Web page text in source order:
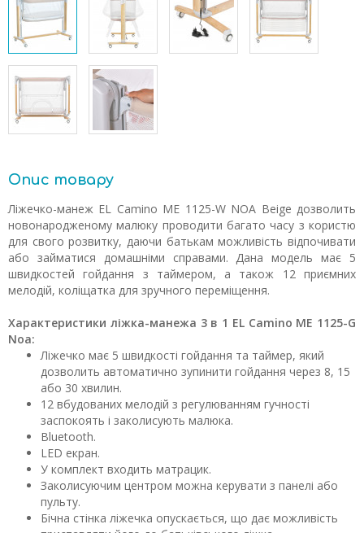
Опис товару
Ліжечко-манеж EL Camino ME 1125-W NOA Beige дозволить
новонародженому малюку проводити багато часу з користю
для свого розвитку, даючи батькам можливість відпочивати
або займатися домашніми справами. Дана модель має 5
швидкостей гойдання з таймером, а також 12 приємних
мелодій, коліщатка для зручного переміщення.
Характеристики ліжка-манежа 3 в 1 EL Camino ME 1125-G
Noa:
Ліжечко має 5 швидкості гойдання та таймер, який
дозволить автоматично зупинити гойдання через 8, 15
або 30 хвилин.
12 вбудованих мелодій з регулюванням гучності
заспокоять і заколисують малюка.
Bluetooth.
LED екран.
У комплект входить матрацик.
Заколисуючим центром можна керувати з панелі або
пульту.
Бічна стінка ліжечка опускається, що дає можливість